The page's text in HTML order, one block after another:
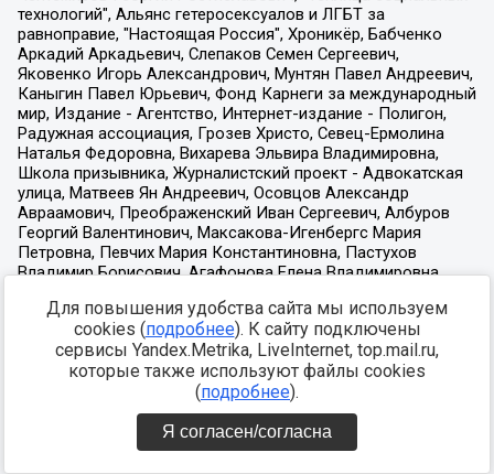
Для повышения удобства сайта мы используем
cookies (подробнее). К сайту подключены
сервисы Yandex.Metrika, LiveInternet, top.mail.ru,
которые также используют файлы cookies
(подробнее).
Я согласен/согласна